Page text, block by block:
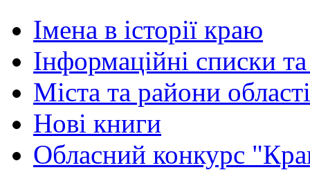
Імена в історії краю
Інформаційні списки
Міста та райони області
Нові книги
Обласний конкурс